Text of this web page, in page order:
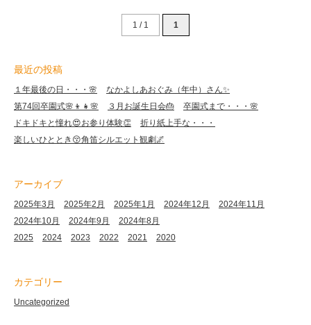
1 / 1 1
最近の投稿
１年最後の日・・・🌸
なかよしあおぐみ（年中）さん✨
第74回卒園式🌸👦👧🌸
３月お誕生日会🎂
卒園式まで・・・🌸
ドキドキと憧れ😍お参り体験👏
折り紙上手な・・・
楽しいひととき😚角笛シルエット観劇🌌
アーカイブ
2025年3月 2025年2月 2025年1月 2024年12月
2024年11月
2024年10月
2024年9月
2024年8月
2025
2024 2023 2022 2021 2020
カテゴリー
Uncategorized